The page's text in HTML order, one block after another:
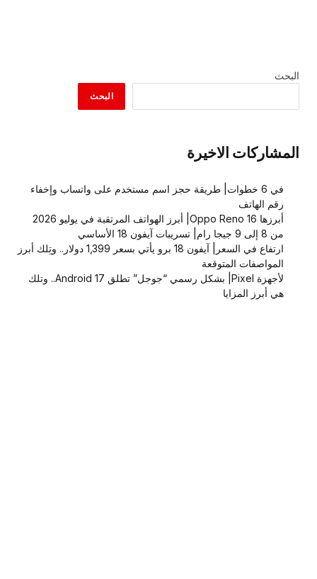
البحث
البحث
المشاركات الاخيرة
في 6 خطوات| طريقة حجز اسم مستخدم على واتساب وإخفاء
رقم الهاتف
أبرزها Oppo Reno 16| أبرز الهواتف المرتقبة في يوليو 2026
من 8 إلى 9 جيجا رام| تسريبات آيفون 18 الأساسي
ارتفاع في السعر| آيفون 18 برو يأتي بسعر 1,399 دولار.. وتِلك أبرز
المواصفات المتوقعة
لأجهزة Pixel| بشكل رسمي “جوجل” تطلق Android 17.. وتلك
هي أبرز المزايا